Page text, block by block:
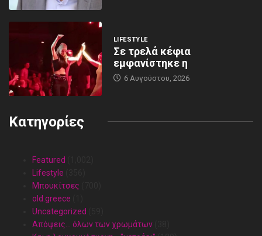
LIFESTYLE
Σε τρελά κέφια
εμφανίστηκε η
6 Αυγούστου, 2026
Κατηγορίες
Featured
Lifestyle
Mπουκίτσες
old.greece
Uncategorized
Απόψεις… όλων των χρωμάτων